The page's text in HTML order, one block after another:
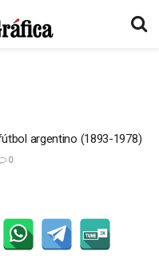
argentino (1893-1978)
0